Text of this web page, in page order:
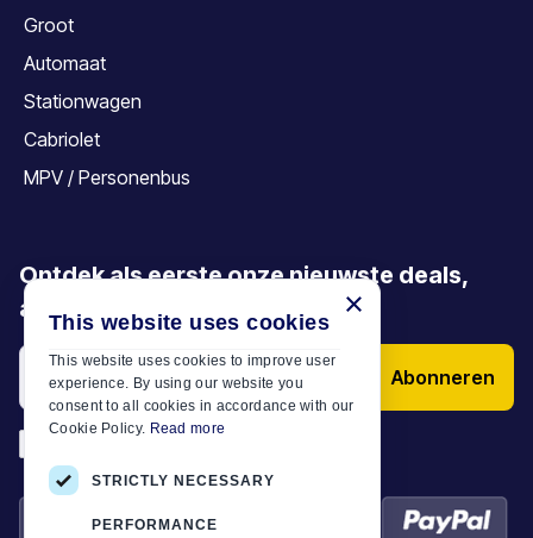
Groot
Automaat
Stationwagen
Cabriolet
MPV / Personenbus
Ontdek als eerste onze nieuwste deals,
aanbiedingen en artikelen
Abonneren
×
This website uses cookies
This website uses cookies to improve user
experience. By using our website you
consent to all cookies in accordance with our
Cookie Policy. Read more
STRICTLY NECESSARY
PERFORMANCE